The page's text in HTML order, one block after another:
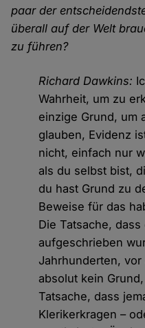
paar der
überall auf der Welt
zu führen?
Richard Dawkins:
Wahrheit, um zu
einzige Grund, um
glauben, Evidenz
nicht, einfach nur
als du selbst bist,
du hast Grund zu
Beweise für das
Die Tatsache,
aufgeschrieben
Jahrhunderten,
absolut kein
Tatsache, dass
Klerikerkragen –